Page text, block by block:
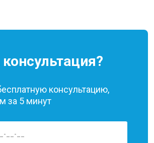
консультацию,
за 5 минут